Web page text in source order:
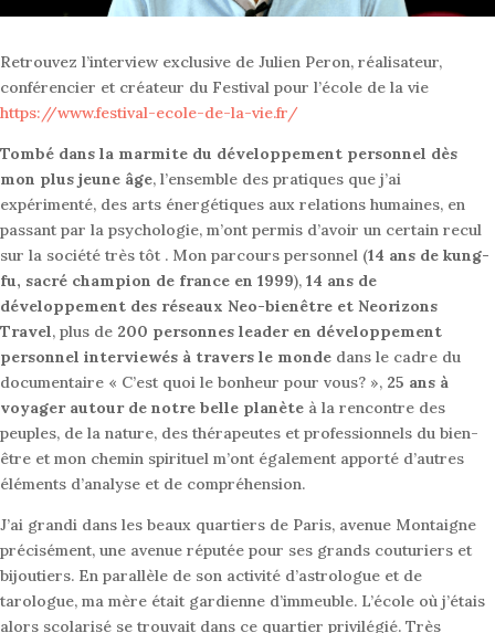
Retrouvez l’interview exclusive de Julien Peron, réalisateur,
conférencier et créateur du Festival pour l’école de la vie
https://www.festival-ecole-de-la-vie.fr/
Tombé dans la marmite du développement personnel dès
mon plus jeune âge, l’ensemble des pratiques que j’ai
expérimenté, des arts énergétiques aux relations humaines, en
passant par la psychologie, m’ont permis d’avoir un certain recul
sur la société très tôt . Mon parcours personnel (14 ans de kung-
fu, sacré champion de france en 1999), 14 ans de
développement des réseaux Neo-bienêtre et Neorizons
Travel, plus de 200 personnes leader en développement
personnel interviewés à travers le monde dans le cadre du
documentaire « C’est quoi le bonheur pour vous? », 25 ans à
voyager autour de notre belle planète à la rencontre des
peuples, de la nature, des thérapeutes et professionnels du bien-
être et mon chemin spirituel m’ont également apporté d’autres
éléments d’analyse et de compréhension.
J’ai grandi dans les beaux quartiers de Paris, avenue Montaigne
précisément, une avenue réputée pour ses grands couturiers et
bijoutiers. En parallèle de son activité d’astrologue et de
tarologue, ma mère était gardienne d’immeuble. L’école où j’étais
alors scolarisé se trouvait dans ce quartier privilégié. Très